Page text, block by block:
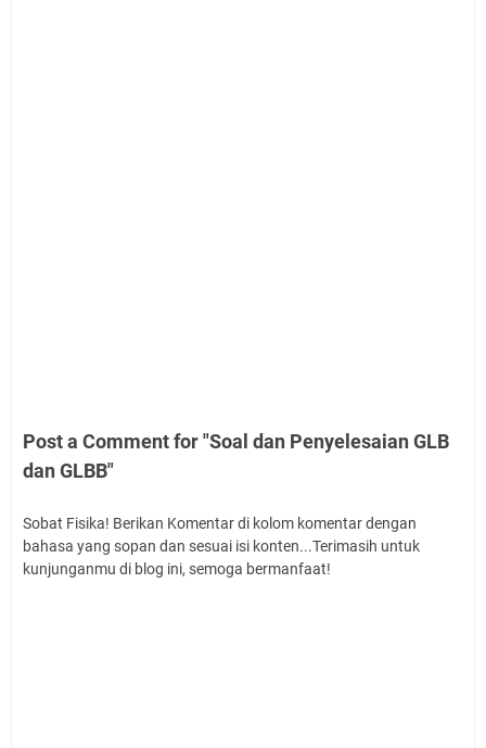
Post a Comment for "Soal dan Penyelesaian GLB
dan GLBB"
Sobat Fisika! Berikan Komentar di kolom komentar dengan
bahasa yang sopan dan sesuai isi konten...Terimasih untuk
kunjunganmu di blog ini, semoga bermanfaat!